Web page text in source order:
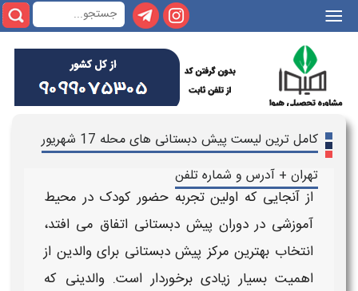
کامل ترین لیست پیش دبستانی های محله 17 شهریور
تهران + آدرس و شماره تلفن
از آنجایی که اولین تجربه حضور کودک در محیط
آموزشی در دورانپیش دبستانیاتفاق می افتد،
انتخاب بهترین مرکز پیش دبستانیبرای والدین از
اهمیت بسیار زیادی برخوردار است. والدینی که